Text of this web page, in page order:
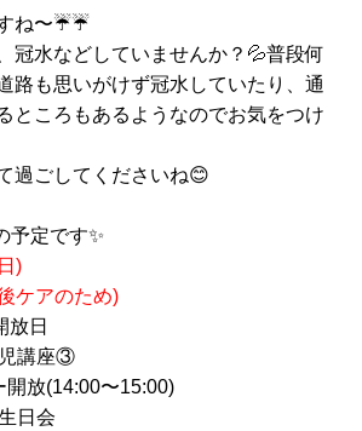
ね〜☔️☔️
冠水などしていませんか？💦普段何
路も思いがけず冠水していたり、通
ところもあるようなのでお気をつけ
過ごしてくださいね😊
予定です✨
)
ケアのため)
放日
講座③
(14:00〜15:00)
日会